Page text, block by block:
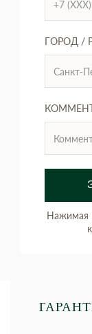
ГОРОД /
Нажимая